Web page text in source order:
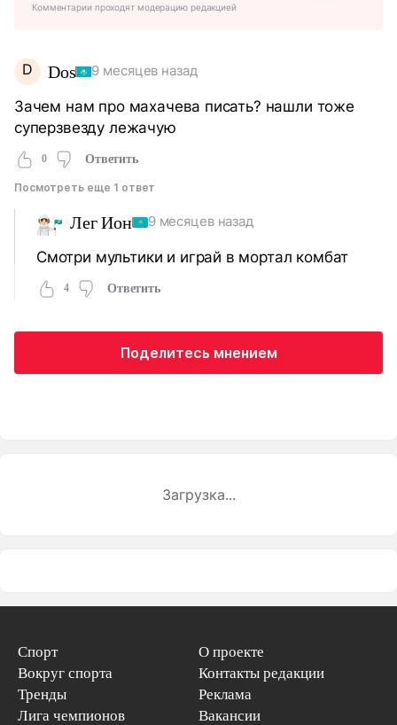
Комментарии проходят модерацию редакцией
D Dos 9 месяцев назад
Зачем нам про махачева писать? нашли тоже
суперзвезду лежачую
0 Ответить
Посмотреть еще 1 ответ
Лег Ион 9 месяцев назад
Смотри мультики и играй в мортал комбат
4 Ответить
Поделитесь мнением
Загрузка...
Спорт
Вокруг спорта
Тренды
Лига чемпионов
О проекте
Контакты редакции
Реклама
Вакансии